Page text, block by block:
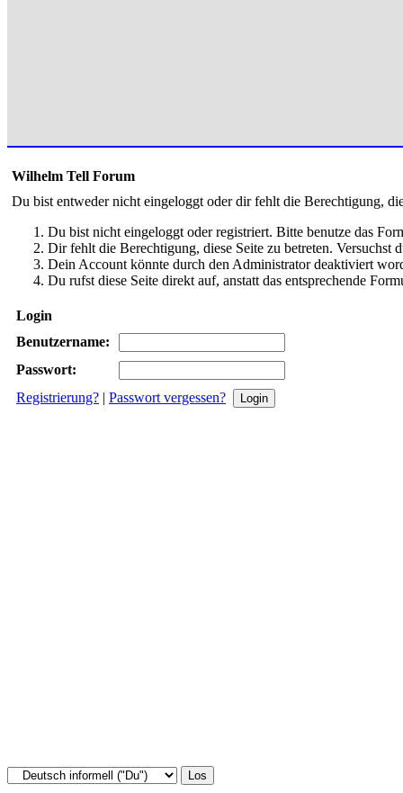
Wilhelm Tell Forum
Du bist entweder nicht eingeloggt oder dir fehlt die Berechtigung,
Du bist nicht eingeloggt oder registriert. Bitte benutze das
Dir fehlt die Berechtigung, diese Seite zu betreten.
Dein Account könnte durch den Administrator deaktiviert
Du rufst diese Seite direkt auf, anstatt das entsprechende
Login
Benutzername:
Passwort:
Registrierung? | Passwort vergessen?